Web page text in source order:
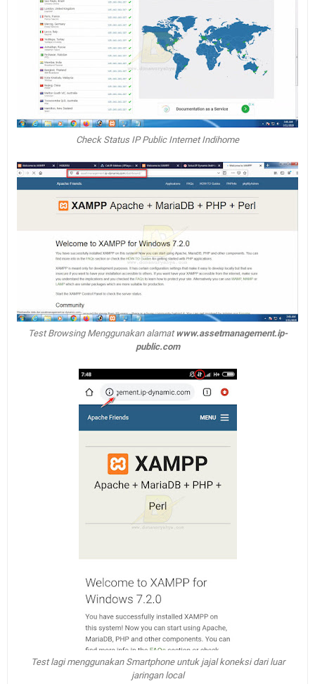
Check Status IP Public Internet Indihome
Test Browsing Menggunakan alamat www.assetmanagement.ip-
public.com
Test lagi menggunakan Smartphone untuk jajal koneksi dari luar
jaringan local